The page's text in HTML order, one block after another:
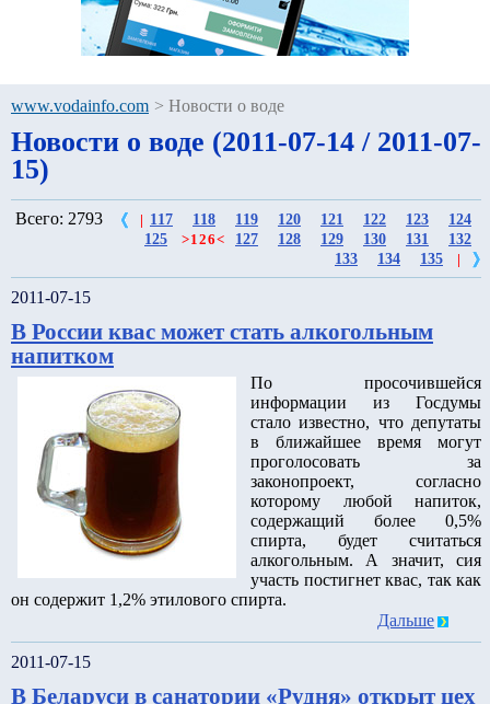
www.vodainfo.com > Новости о воде
Новости о воде (2011-07-14 / 2011-07-
15)
Всего: 2793 117 118 119 120 121 122 123
124
125
>126< 127 128 129 130 131
132
133
134 135
2011-07-15
В России квас может стать алкогольным
напитком
По просочившейся
информации из Госдумы
стало известно, что депутаты
в ближайшее время могут
проголосовать за
законопроект, согласно
которому любой напиток,
содержащий более 0,5%
спирта, будет считаться
алкогольным. А значит, сия
участь постигнет квас, так как
он содержит 1,2% этилового спирта.
Дальше
2011-07-15
В Беларуси в санатории «Рудня» открыт цех